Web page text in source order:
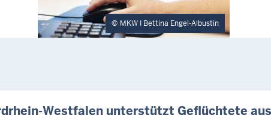
MKW I Bettina Engel-Albustin
Westfalen unterstützt Geflüchtete